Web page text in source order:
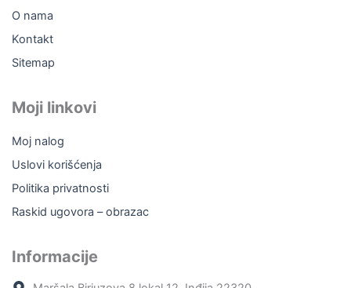
O nama
Kontakt
Sitemap
Moji linkovi
Moj nalog
Uslovi korišćenja
Politika privatnosti
Raskid ugovora – obrazac
Informacije